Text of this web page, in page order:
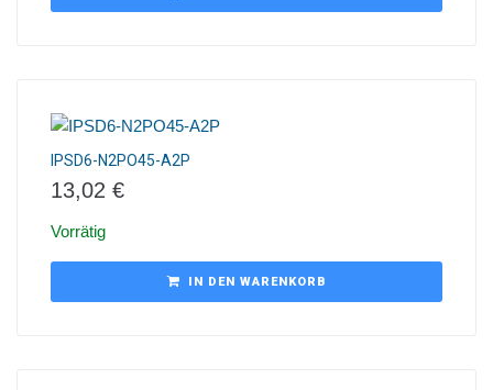
IPSD6-N2PO45-A2P
13,02 €
Vorrätig
IN DEN WARENKORB